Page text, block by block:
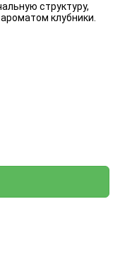
структуру,
клубники.